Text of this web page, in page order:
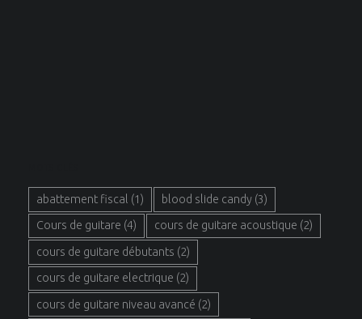
abattement fiscal (1) blood slide candy(3)
Cours de guitare (4) cours de guitare acoustique (2)
cours de guitare débutants (2)
cours de guitare electrique (2)
cours de guitare niveau avancé (2)